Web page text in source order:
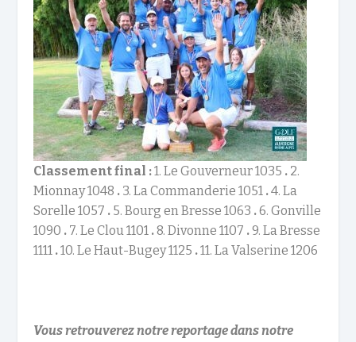
Classement final :1. Le Gouverneur 1035 . 2.
Mionnay 1048 . 3. La Commanderie 1051 .4. La
Sorelle 1057 . 5. Bourg en Bresse 1063 .6. Gonville
1090 . 7. Le Clou 1101 .8. Divonne 1107 .9. La Bresse
1111 .10. Le Haut-Bugey 1125 .11. La Valserine 1206
Vous retrouverez notre reportage dans notre